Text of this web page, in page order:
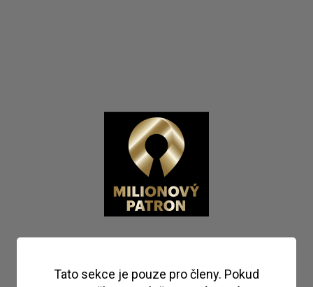
Tato sekce je pouze pro členy. Pokud